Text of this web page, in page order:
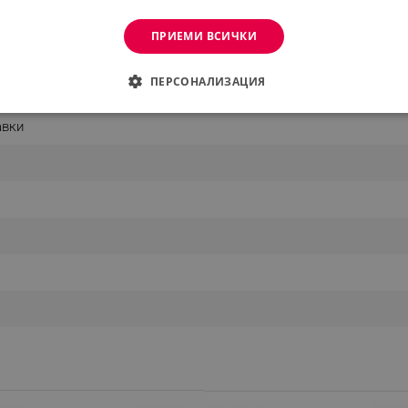
ПРИЕМИ ВСИЧКИ
ПЕРСОНАЛИЗАЦИЯ
ЕФЕКТИВНОСТ ТАРГЕТИРАНЕ
позволяват основната функционалност на уебсайта, като потребителско